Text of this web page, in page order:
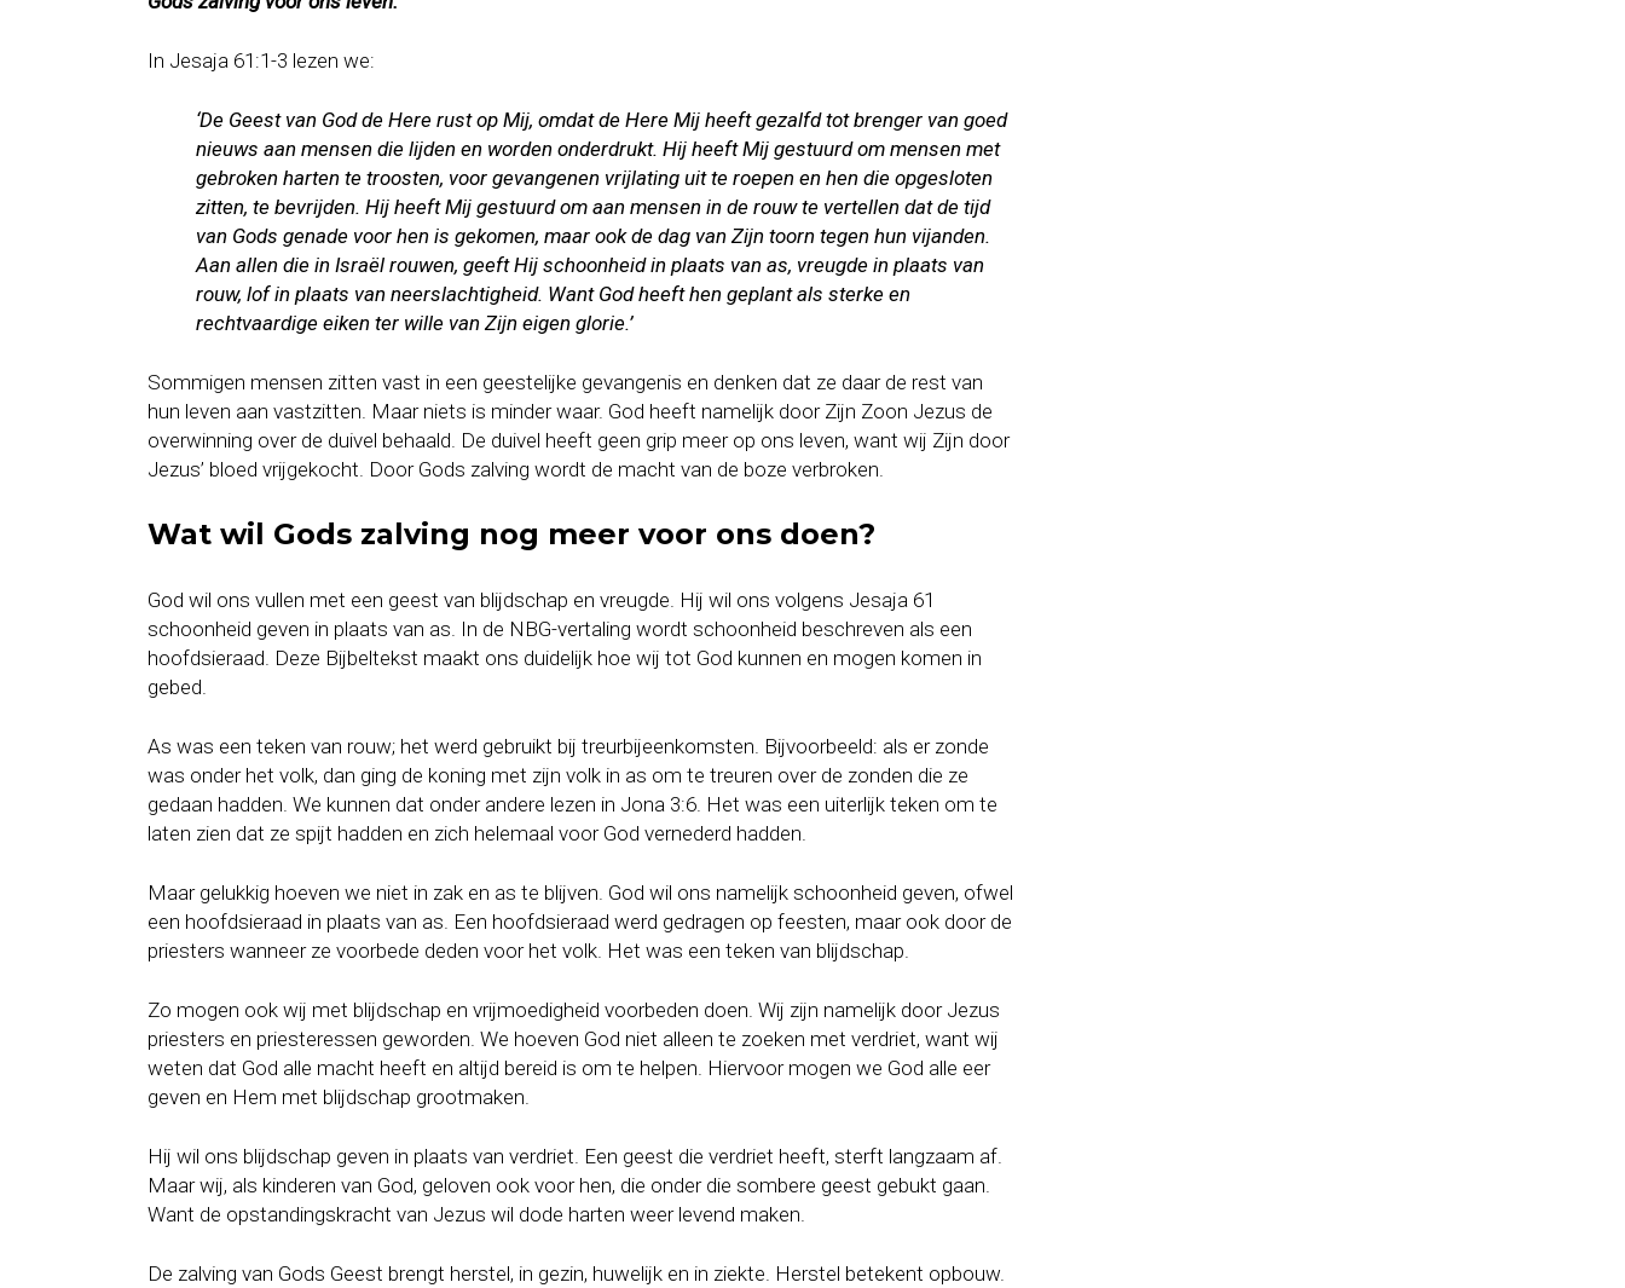
In Jesaja 61:1-3 lezen we:
‘De Geest van God de Here rust op Mij, omdat de Here Mij heeft gezalfd tot brenger van goed
nieuws aan mensen die lijden en worden onderdrukt. Hij heeft Mij gestuurd om mensen met
gebroken harten te troosten, voor gevangenen vrijlating uit te roepen en hen die opgesloten
zitten, te bevrijden. Hij heeft Mij gestuurd om aan mensen in de rouw te vertellen dat de tijd
van Gods genade voor hen is gekomen, maar ook de dag van Zijn toorn tegen hun vijanden.
Aan allen die in Israël rouwen, geeft Hij schoonheid in plaats van as, vreugde in plaats van
rouw, lof in plaats van neerslachtigheid. Want God heeft hen geplant als sterke en
rechtvaardige eiken ter wille van Zijn eigen glorie.’
Sommigen mensen zitten vast in een geestelijke gevangenis en denken dat ze daar de rest van
hun leven aan vastzitten. Maar niets is minder waar. God heeft namelijk door Zijn Zoon Jezus de
overwinning over de duivel behaald. De duivel heeft geen grip meer op ons leven, want wij Zijn door
Jezus’ bloed vrijgekocht. Door Gods zalving wordt de macht van de boze verbroken.
Wat wil Gods zalving nog meer voor ons doen?
God wil ons vullen met een geest van blijdschap en vreugde. Hij wil ons volgens Jesaja 61
schoonheid geven in plaats van as. In de NBG-vertaling wordt schoonheid beschreven als een
hoofdsieraad. Deze Bijbeltekst maakt ons duidelijk hoe wij tot God kunnen en mogen komen in
gebed.
As was een teken van rouw; het werd gebruikt bij treurbijeenkomsten. Bijvoorbeeld: als er zonde
was onder het volk, dan ging de koning met zijn volk in as om te treuren over de zonden die ze
gedaan hadden. We kunnen dat onder andere lezen in Jona 3:6. Het was een uiterlijk teken om te
laten zien dat ze spijt hadden en zich helemaal voor God vernederd hadden.
Maar gelukkig hoeven we niet in zak en as te blijven. God wil ons namelijk schoonheid geven, ofwel
een hoofdsieraad in plaats van as. Een hoofdsieraad werd gedragen op feesten, maar ook door de
priesters wanneer ze voorbede deden voor het volk. Het was een teken van blijdschap.
Zo mogen ook wij met blijdschap en vrijmoedigheid voorbeden doen. Wij zijn namelijk door Jezus
priesters en priesteressen geworden. We hoeven God niet alleen te zoeken met verdriet, want wij
weten dat God alle macht heeft en altijd bereid is om te helpen. Hiervoor mogen we God alle eer
geven en Hem met blijdschap grootmaken.
Hij wil ons blijdschap geven in plaats van verdriet. Een geest die verdriet heeft, sterft langzaam af.
Maar wij, als kinderen van God, geloven ook voor hen, die onder die sombere geest gebukt gaan.
Want de opstandingskracht van Jezus wil dode harten weer levend maken.
De zalving van Gods Geest brengt herstel, in gezin, huwelijk en in ziekte. Herstel betekent opbouw.